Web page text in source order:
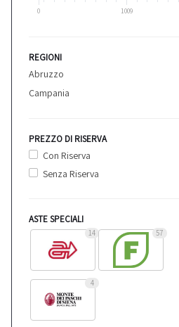
0 1009
REGIONI
Abruzzo
Campania
PREZZO DI RISERVA
Con Riserva
Senza Riserva
ASTE SPECIALI
14 57
4